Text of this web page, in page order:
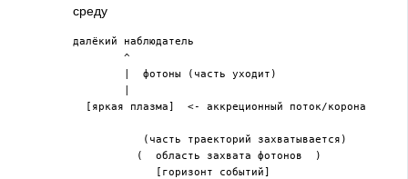
среду
далёкий наблюдатель
        ^
        |  фотоны (часть уходит)
        |
  [яркая плазма]  <- аккреционный поток/корона
           (часть траекторий захватывается)
          (  область захвата фотонов  )
             [горизонт событий]